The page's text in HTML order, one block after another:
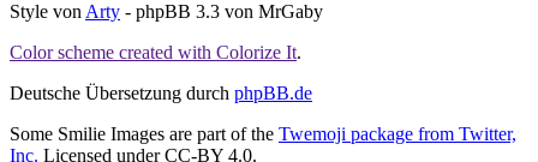
Style von Arty - phpBB 3.3 von MrGaby
Color scheme created with Colorize It.
Deutsche Übersetzung durch phpBB.de
Some Smilie Images are part of the Twemoji package from Twitter,
Inc. Licensed under CC-BY 4.0.